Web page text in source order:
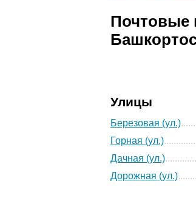
Почтовые
Улицы
Березовая (ул.)
Горная (ул.)
Дачная (ул.)
Дорожная (ул.)